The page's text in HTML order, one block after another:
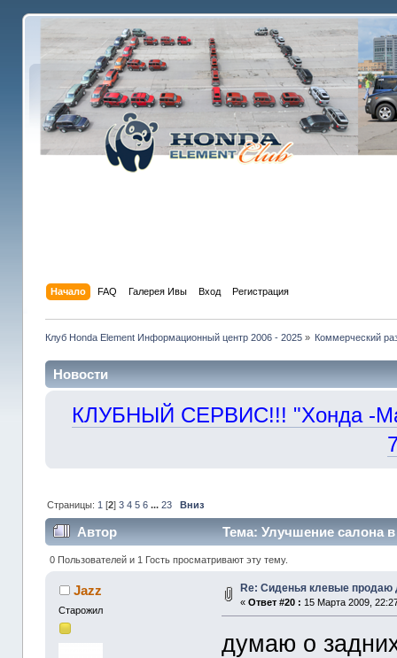
Начало FAQ Галерея Ивы Вход Регистрация
Клуб Honda Element Информационный центр 2006 - 2025» Коммерческий
Новости
КЛУБНЫЙ СЕРВИС!!! "Хонда -
Страницы: 1 [2] 3 4 5 6 ... 23 Вниз
Автор Тема: Улучшение салона
0 Пользователей и 1 Гость просматривают эту тему.
Jazz
Старожил
Re: Сиденья клевые продаю
«Ответ #20 : 15 Марта 2009,
думаю о